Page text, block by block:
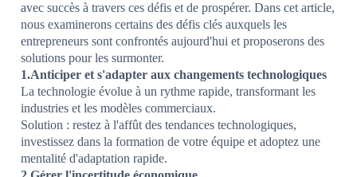
avec succès à travers ces défis et de prospérer. Dans cet article,
nous examinerons certains des défis clés auxquels les
entrepreneurs sont confrontés aujourd'hui et proposerons des
solutions pour les surmonter.
1.Anticiper et s'adapter aux changements technologiques
La technologie évolue à un rythme rapide, transformant les
industries et les modèles commerciaux.
Solution : restez à l'affût des tendances technologiques,
investissez dans la formation de votre équipe et adoptez une
mentalité d'adaptation rapide.